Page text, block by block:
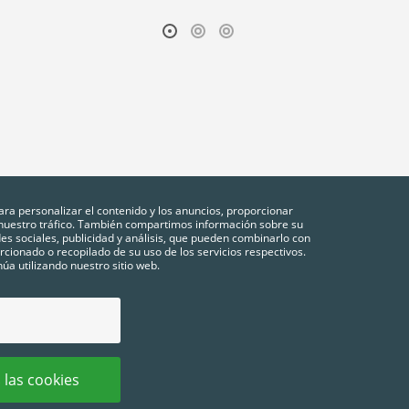
reservados.
personalizar el contenido y los anuncios, proporcionar
tráfico. También compartimos información sobre su
sociales, publicidad y análisis, que pueden combinarlo con
o recopilado de su uso de los servicios respectivos.
utilizando nuestro sitio web.
cookies